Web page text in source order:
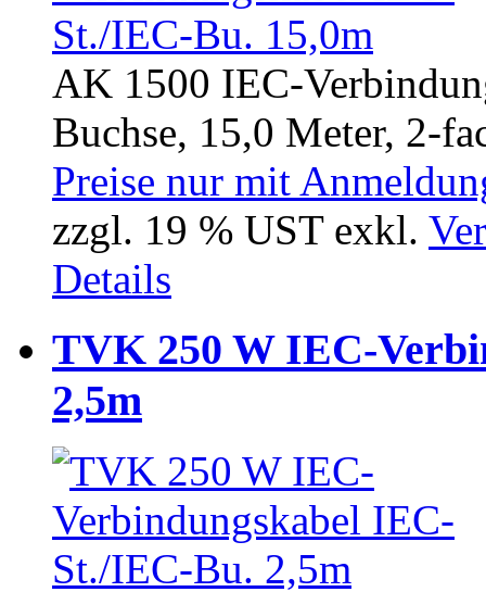
AK 1500 IEC-
Buchse, 15,0 Meter, 2-
Preise nur mit
zzgl. 19 % UST exkl.
Details
TVK 250 W IEC-
2,5m